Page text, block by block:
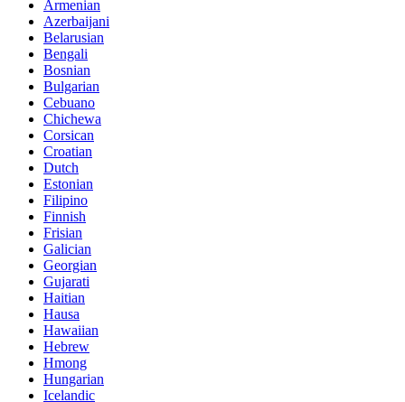
Armenian
Azerbaijani
Belarusian
Bengali
Bosnian
Bulgarian
Cebuano
Chichewa
Corsican
Croatian
Dutch
Estonian
Filipino
Finnish
Frisian
Galician
Georgian
Gujarati
Haitian
Hausa
Hawaiian
Hebrew
Hmong
Hungarian
Icelandic